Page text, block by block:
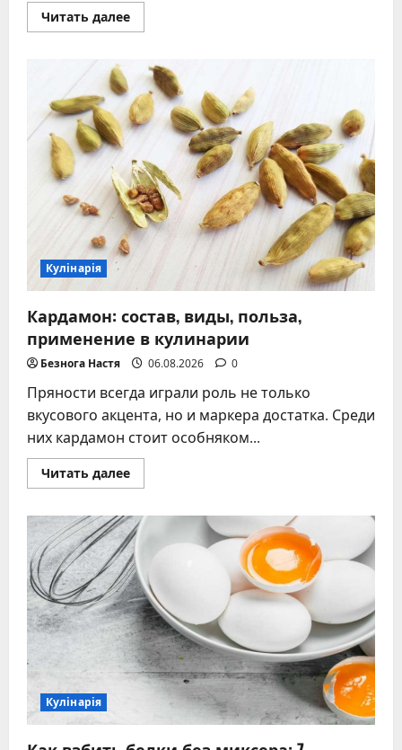
Читать далееПрочитать
больше
похлебка
ее
идеальное
сопровождение
вкусные
рецепты
Кулінарія
Кардамон: состав, виды, польза,
применение в кулинарии
Безнога Настя 06.08.2026 0
Пряности всегда играли роль не только
вкусового акцента, но и маркера достатка. Среди
них кардамон стоит особняком...
Читать далееПрочитать
больше
состав,
виды,
польза,
применение
в
кулинарии
Кулінарія